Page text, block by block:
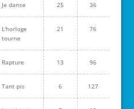
Je danse 25 36
L'horloge
tourne
21 76
Rapture 13 96
Tant pis 6 127